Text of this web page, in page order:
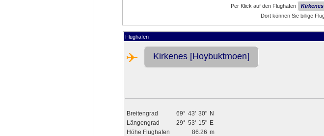
Per Klick auf den Flughafen
Dort können Sie billige
Flughafen
Kirkenes [Hoybuktmoen]
Breitengrad 69° 43' 30" N
Längengrad
29° 53' 15" E
Höhe Flughafen
86.26 m